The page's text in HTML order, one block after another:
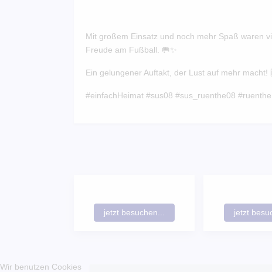
Mit großem Einsatz und noch mehr Spaß waren
Freude am Fußball. 🥅✨
Ein gelungener Auftakt, der Lust auf mehr macht!
#einfachHeimat #sus08 #sus_ruenthe08
jetzt besuchen... jetzt
Wir benutzen Cookies